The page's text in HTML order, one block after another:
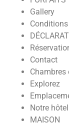
Gallery
Contact
Chambres
Explorez
Notre hôtel
MAISON